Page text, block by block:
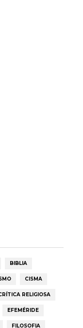
BIBLIA
CISMA
RELIGIOSA
EFEMÉRIDE
FILOSOFIA